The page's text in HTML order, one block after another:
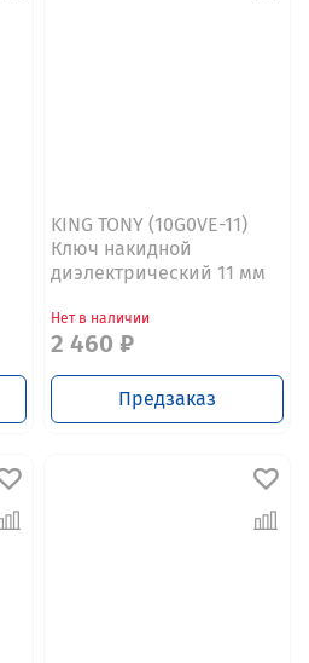
KING TONY (10G0VE-11)
Ключ накидной
диэлектрический 11 мм
Нет в наличии
2 460 ₽
Предзаказ